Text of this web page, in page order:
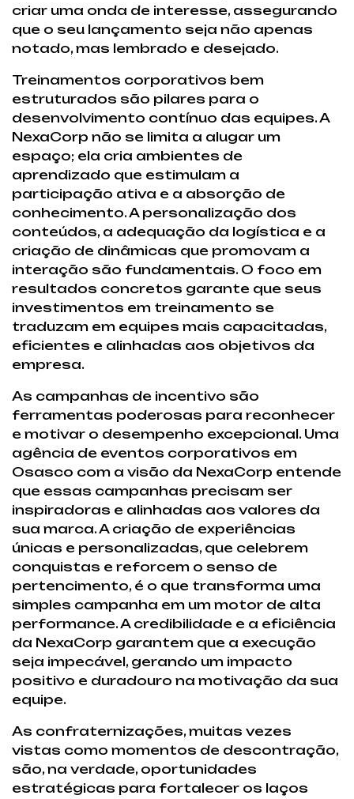
criar uma onda de interesse, assegurando
que o seu lançamento seja não apenas
notado, mas lembrado e desejado.
Treinamentos corporativos bem
estruturados são pilares para o
desenvolvimento contínuo das equipes. A
NexaCorp não se limita a alugar um
espaço; ela cria ambientes de
aprendizado que estimulam a
participação ativa e a absorção de
conhecimento. A personalização dos
conteúdos, a adequação da logística e a
criação de dinâmicas que promovam a
interação são fundamentais. O foco em
resultados concretos garante que seus
investimentos em treinamento se
traduzam em equipes mais capacitadas,
eficientes e alinhadas aos objetivos da
empresa.
As campanhas de incentivo são
ferramentas poderosas para reconhecer
e motivar o desempenho excepcional. Uma
agência de eventos corporativos em
Osasco com a visão da NexaCorp entende
que essas campanhas precisam ser
inspiradoras e alinhadas aos valores da
sua marca. A criação de experiências
únicas e personalizadas, que celebrem
conquistas e reforcem o senso de
pertencimento, é o que transforma uma
simples campanha em um motor de alta
performance. A credibilidade e a eficiência
da NexaCorp garantem que a execução
seja impecável, gerando um impacto
positivo e duradouro na motivação da sua
equipe.
As confraternizações, muitas vezes
vistas como momentos de descontração,
são, na verdade, oportunidades
estratégicas para fortalecer os laços